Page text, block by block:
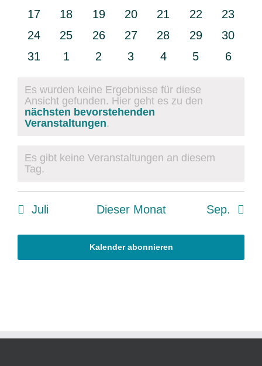
0
17
0
18
0
19
0
20
0
21
0
22
0
23
0
24
0
25
0
26
0
27
0
28
0
29
0
30
0
31
0
1
0
2
0
3
0
4
0
5
0
6
Hinweis
Es wurden keine Ergebnisse für diese
Ansicht gefunden. Hier geht es zu den
nächsten bevorstehenden
Veranstaltungen.
Hinweis
Es gibt keine Veranstaltungen an diesem
Tag.
Juli Dieser Monat Sep.
Kalender abonnieren